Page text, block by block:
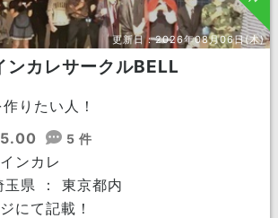
更新日：2026年08月06日(木)
ンカレサークルBELL
りたい人！
5.00
5 件
ンカレ
玉県 ： 東京都内
にて記載！